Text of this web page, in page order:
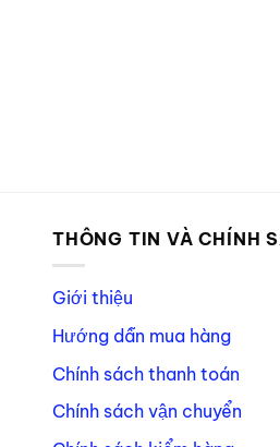
THÔNG TIN VÀ CHÍNH
Giới thiệu
Hướng dẫn mua hàng
Chính sách thanh toán
Chính sách vận chuyển